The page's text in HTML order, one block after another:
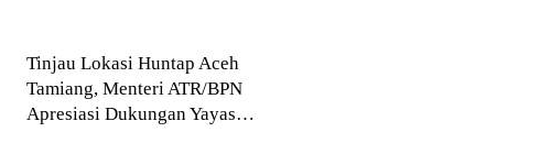
Tinjau Lokasi Huntap Aceh
Tamiang, Menteri ATR/BPN
Apresiasi Dukungan Yayasan
Blog